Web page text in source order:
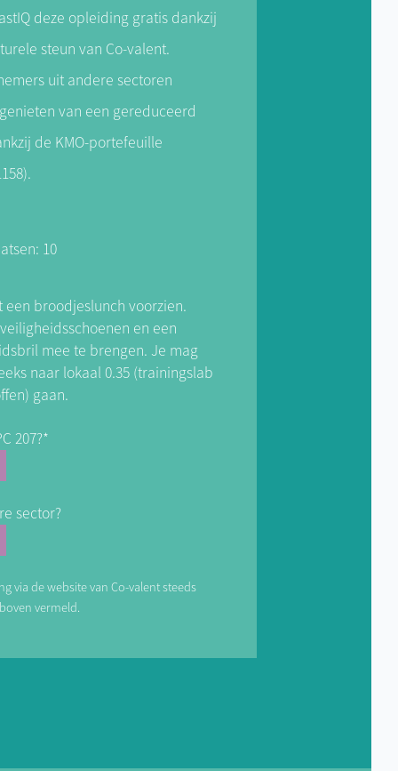
panelen. "
deze opleiding gratis dankzij
steun van Co-valent.
uit andere sectoren
van een gereduceerd
de KMO-portefeuille
10
een broodjeslunch voorzien.
en een
mee te brengen. Je mag
naar lokaal 0.35 (trainingslab
gaan.
207?*
sector?
via de website van Co-valent steeds
vermeld.